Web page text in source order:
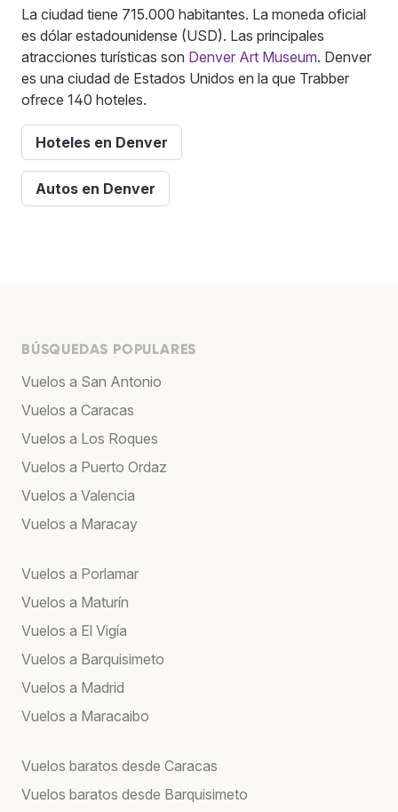
La ciudad tiene 715.000 habitantes. La moneda oficial
es dólar estadounidense (USD). Las principales
atracciones turísticas son Denver Art Museum. Denver
es una ciudad de Estados Unidos en la que Trabber
ofrece 140 hoteles.
Hoteles en Denver
Autos en Denver
BÚSQUEDAS POPULARES
Vuelos a San Antonio
Vuelos a Caracas
Vuelos a Los Roques
Vuelos a Puerto Ordaz
Vuelos a Valencia
Vuelos a Maracay
Vuelos a Porlamar
Vuelos a Maturín
Vuelos a El Vigía
Vuelos a Barquisimeto
Vuelos a Madrid
Vuelos a Maracaibo
Vuelos baratos desde Caracas
Vuelos baratos desde Barquisimeto